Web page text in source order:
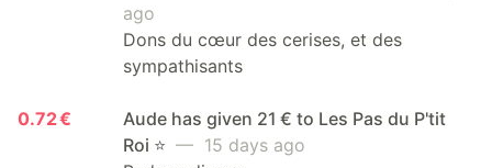
ago
Dons du cœur des cerises, et des
sympathisants
0.72 €
Aude has given 21 € to Les Pas du P'tit
Roi ⭐️ — 15 days ago